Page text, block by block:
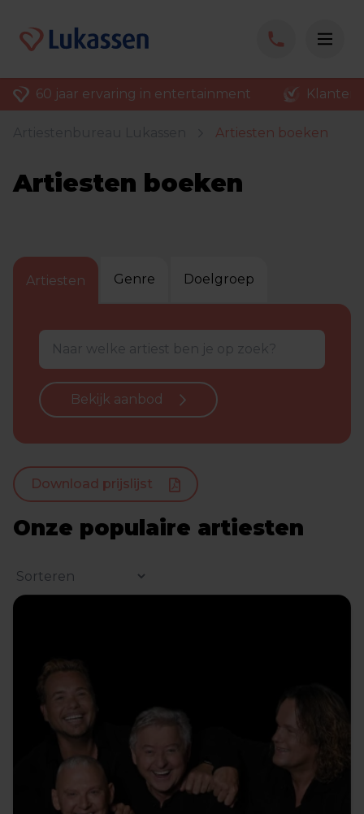
60 jaar ervaring in entertainment
Artiesten boeken
Artiesten boeken
Artiesten Genre Doelgroep
Bekijk aanbod
Download prijslijst
Onze populaire artiesten